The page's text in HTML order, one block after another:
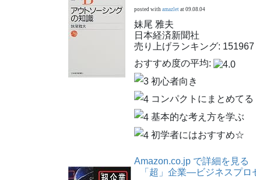
posted with amazlet at 09.08.04
妹尾 雅夫
日本経済新聞社
売り上げランキング: 151967
おすすめ度の平均:
初心者向き
コンパクトにまとめてる
基本的な考え方を学ぶ
初学者にはおすすめ☆
Amazon.co.jp で詳細を見る
「超」企業―ビジネスプ